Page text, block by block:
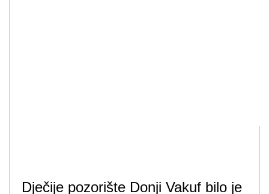
Dječije pozorište Donji Vakuf bilo je